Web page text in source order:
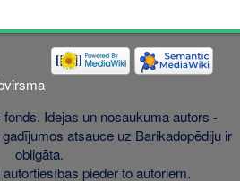
Idejas un nosaukuma autors -
atsauce uz Barikadopēdiju ir
obligāta.
pieder to autoriem.